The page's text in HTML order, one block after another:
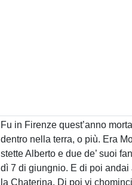
Fu in Firenze quest’anno
dentro nella terra, o più. Era
stette Alberto e due de’ suoi
dì 7 di giungnio. E di poi andai
la Chaterina. Di poi vi